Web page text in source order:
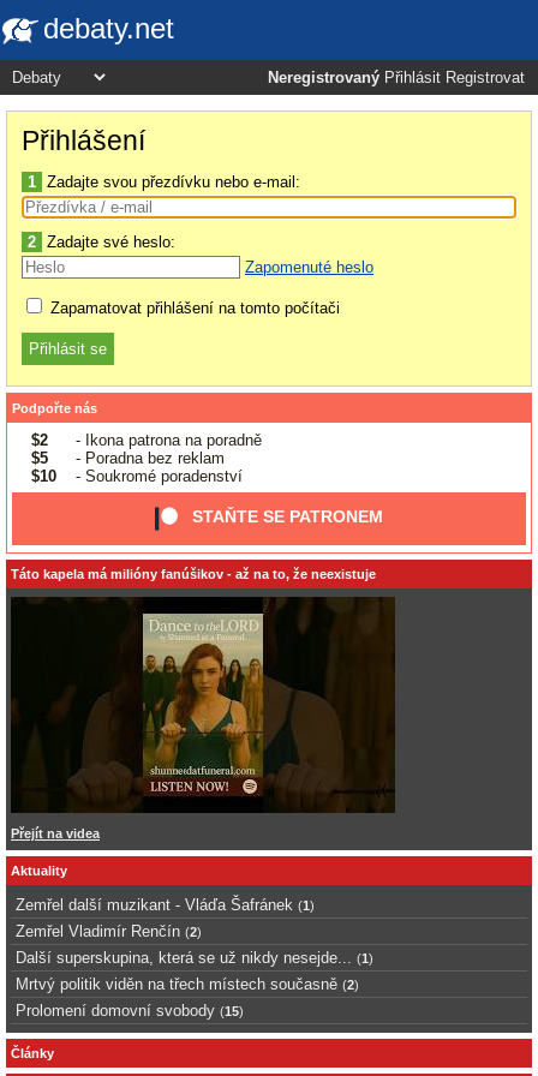
debaty.net
Neregistrovaný Přihlásit Registrovat
Přihlášení
1 Zadajte svou přezdívku nebo e-mail:
2 Zadajte své heslo:
Zapomenuté heslo
Zapamatovat přihlášení na tomto počítači
Podpořte nás
$2
- Ikona patrona na poradně
$5
- Poradna bez reklam
$10
- Soukromé poradenství
STAŇTE SE PATRONEM
Táto kapela má milióny fanúšikov - až na to, že neexistuje
Přejít na videa
Aktuality
Zemřel další muzikant - Vláďa Šafránek (1)
Zemřel Vladimír Renčín (2)
Další superskupina, která se už nikdy nesejde... (1)
Mrtvý politik viděn na třech místech současně (2)
Prolomení domovní svobody (15)
Články